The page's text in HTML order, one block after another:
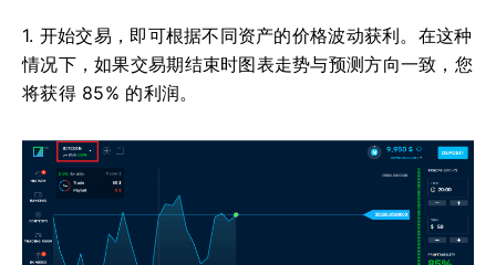
1. 开始交易，即可根据不同资产的价格波动获利。在这种
情况下，如果交易期结束时图表走势与预测方向一致，您
将获得 85% 的利润。